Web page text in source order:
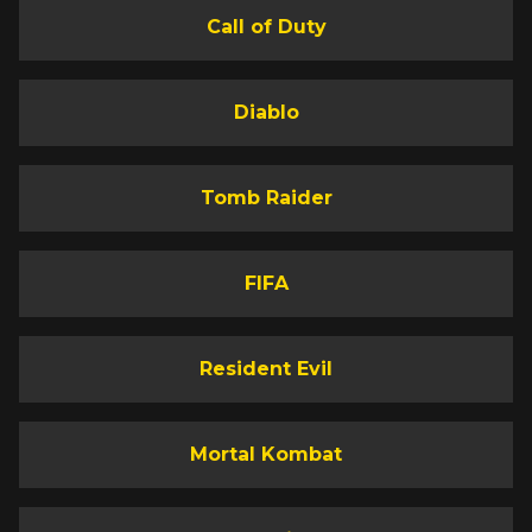
Call of Duty
Diablo
Tomb Raider
FIFA
Resident Evil
Mortal Kombat